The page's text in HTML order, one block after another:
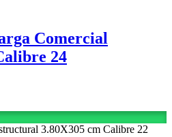
Comercial
24